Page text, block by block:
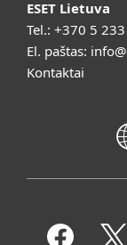
ESET Lietuva
Tel.: +370 5
El. paštas:
Kontaktai